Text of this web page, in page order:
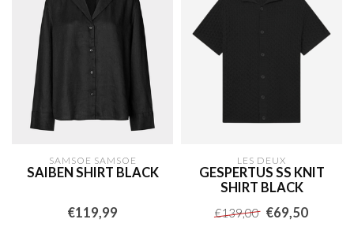
SAMSOE SAMSOE
SAIBEN SHIRT BLACK
€119,99
LES DEUX
GESPERTUS SS KNIT
SHIRT BLACK
€139,00 €69,50